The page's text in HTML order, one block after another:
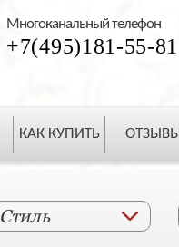
Многоканальный телефон
+7(495)181-55-81
КАК КУПИТЬ ОТЗЫВЫ
Стиль